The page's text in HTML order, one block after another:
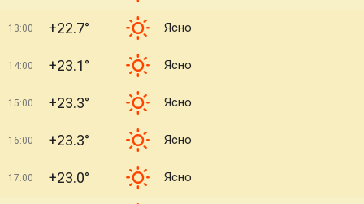
13:00 +22.7° Ясно
14:00 +23.1° Ясно
15:00 +23.3° Ясно
16:00 +23.3° Ясно
17:00 +23.0° Ясно